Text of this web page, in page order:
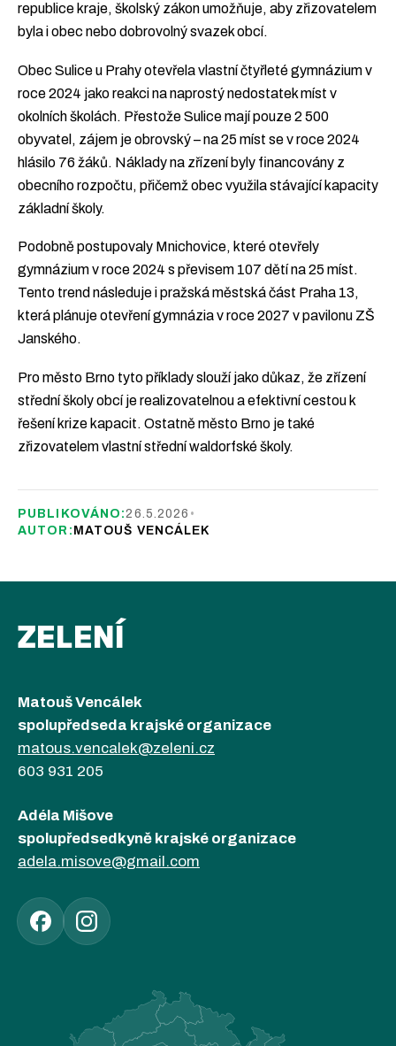
republice kraje, školský zákon umožňuje, aby zřizovatelem
byla i obec nebo dobrovolný svazek obcí.
Obec Sulice u Prahy otevřela vlastní čtyřleté gymnázium v
roce 2024 jako reakci na naprostý nedostatek míst v
okolních školách. Přestože Sulice mají pouze 2 500
obyvatel, zájem je obrovský – na 25 míst se v roce 2024
hlásilo 76 žáků. Náklady na zřízení byly financovány z
obecního rozpočtu, přičemž obec využila stávající kapacity
základní školy.
Podobně postupovaly Mnichovice, které otevřely
gymnázium v roce 2024 s převisem 107 dětí na 25 míst.
Tento trend následuje i pražská městská část Praha 13,
která plánuje otevření gymnázia v roce 2027 v pavilonu ZŠ
Janského.
Pro město Brno tyto příklady slouží jako důkaz, že zřízení
střední školy obcí je realizovatelnou a efektivní cestou k
řešení krize kapacit. Ostatně město Brno je také
zřizovatelem vlastní střední waldorfské školy.
PUBLIKOVÁNO:26.5.2026 •
AUTOR: MATOUŠ VENCÁLEK
ZELENÍ
Matouš Vencálek
spolupředseda krajské organizace
matous.vencalek@zeleni.cz
603 931 205
Adéla Mišove
spolupředsedkyně krajské organizace
adela.misove@gmail.com